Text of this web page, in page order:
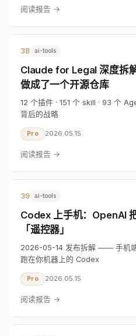
阅读报告 →
38 ai-tools
Claude for Legal 深度拆
做成了一个开源仓库
12 个插件 · 151 个 skill · 93 个
背后的战略
Pro 2026.05.15
阅读报告 →
39 ai-tools
Codex 上手机：OpenAI
「遥控器」
2026-05-14 发布拆解 —— 手机
跑在你机器上的 Codex
Pro 2026.05.15
阅读报告 →